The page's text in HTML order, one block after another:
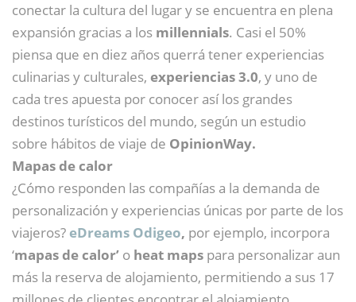
conectar la cultura del lugar y se encuentra en plena
expansión gracias a los millennials. Casi el 50%
piensa que en diez años querrá tener experiencias
culinarias y culturales, experiencias 3.0, y uno de
cada tres apuesta por conocer así los grandes
destinos turísticos del mundo, según un estudio
sobre hábitos de viaje de OpinionWay.
Mapas de calor
¿Cómo responden las compañías a la demanda de
personalización y experiencias únicas por parte de los
viajeros? eDreams Odigeo, por ejemplo, incorpora
‘mapas de calor’ o heat maps para personalizar aun
más la reserva de alojamiento, permitiendo a sus 17